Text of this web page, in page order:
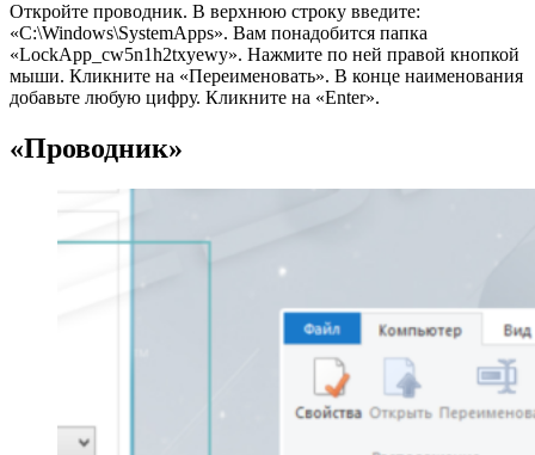
Откройте проводник. В верхнюю строку введите:
«C:\Windows\SystemApps». Вам понадобится папка
«LockApp_cw5n1h2txyewy». Нажмите по ней правой кнопкой
мыши. Кликните на «Переименовать». В конце наименования
добавьте любую цифру. Кликните на «Enter».
«Проводник»